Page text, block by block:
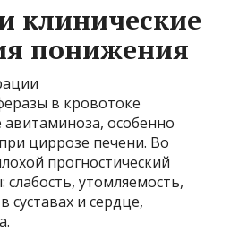
клинические
понижения
в кровотоке
особенно
циррозе печени. Во
прогностический
утомляемость,
суставах и сердце,